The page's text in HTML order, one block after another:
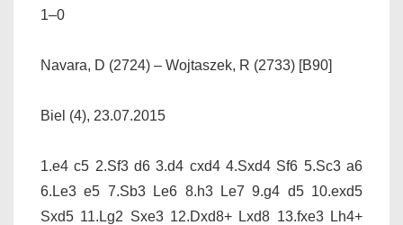
1–0
Navara, D (2724) – Wojtaszek, R (2733) [B90]
Biel (4), 23.07.2015
1.e4 c5 2.Sf3 d6 3.d4 cxd4 4.Sxd4 Sf6 5.Sc3 a6
6.Le3 e5 7.Sb3 Le6 8.h3 Le7 9.g4 d5 10.exd5
Sxd5 11.Lg2 Sxe3 12.Dxd8+ Lxd8 13.fxe3 Lh4+